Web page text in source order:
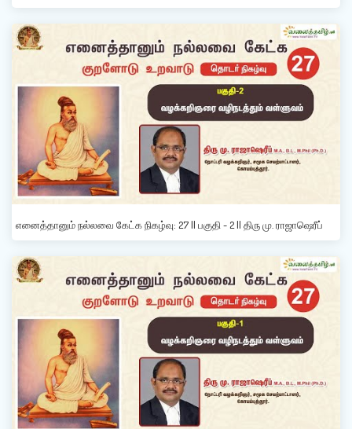
எனைத்தானும் நல்லவை கேட்க நிகழ்வு: 27 || பகுதி - 2 || திரு மு. ராஜாஷெரீப்